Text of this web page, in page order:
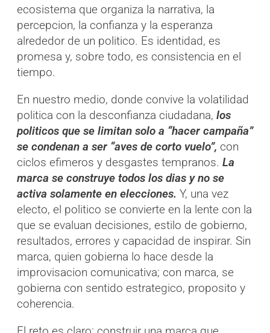
ecosistema que organiza la narrativa, la
percepcion, la confianza y la esperanza
alrededor de un politico. Es identidad, es
promesa y, sobre todo, es consistencia en el
tiempo.
En nuestro medio, donde convive la volatilidad
politica con la desconfianza ciudadana, los
politicos que se limitan solo a “hacer campaña”
se condenan a ser “aves de corto vuelo”, con
ciclos efimeros y desgastes tempranos. La
marca se construye todos los dias y no se
activa solamente en elecciones. Y, una vez
electo, el politico se convierte en la lente con la
que se evaluan decisiones, estilo de gobierno,
resultados, errores y capacidad de inspirar. Sin
marca, quien gobierna lo hace desde la
improvisacion comunicativa; con marca, se
gobierna con sentido estrategico, proposito y
coherencia.